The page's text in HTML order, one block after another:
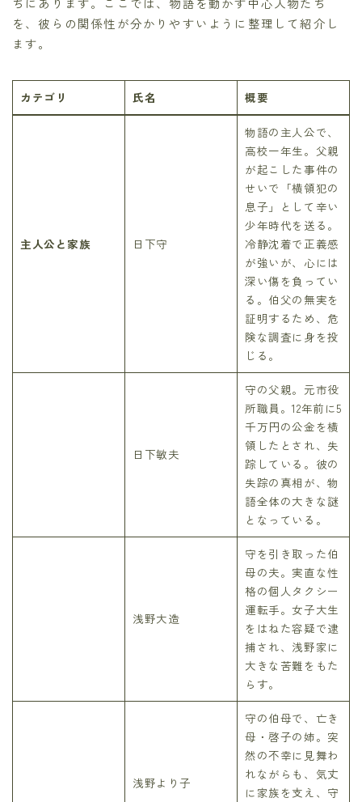
を、彼らの関係性が分かりやすいように整理して紹介し
ます。
カテゴリ 氏名 概要
主人公と家族 日下守
物語の主人公で、
高校一年生。父親
が起こした事件の
せいで「横領犯の
息子」として辛い
少年時代を送る。
冷静沈着で正義感
が強いが、心には
深い傷を負ってい
る。伯父の無実を
証明するため、危
険な調査に身を投
じる。
日下敏夫
守の父親。元市役
所職員。12年前に5
千万円の公金を横
領したとされ、失
踪している。彼の
失踪の真相が、物
語全体の大きな謎
となっている。
浅野大造
守を引き取った伯
母の夫。実直な性
格の個人タクシー
運転手。女子大生
をはねた容疑で逮
捕され、浅野家に
大きな苦難をもた
らす。
浅野より子
守の伯母で、亡き
母・啓子の姉。突
然の不幸に見舞わ
れながらも、気丈
に家族を支え、守